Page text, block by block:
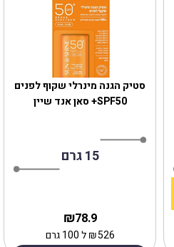
סטיק הגנה מינרלי שקוף לפנים
SPF50+ סאן אנד שיין
15 גרם
78.9
₪
526
₪ל 100 גרם